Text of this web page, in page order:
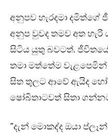
අනුපව හැරදමා දමිත්ගේ
අනුප වුවද තමව අත
සිටිය යුතු බවටත්.
තමා මත්තේම
සිත තුලට ආවේ ඇයිද
ෂෝබිතාටවත් සිතා
“දැන් මොකද්ද ඔයා